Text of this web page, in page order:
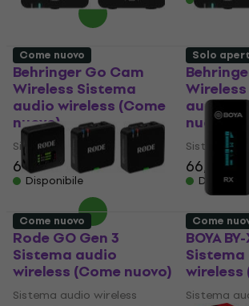
Behringer Go Cam
Wireless Sistema
audio wireless (Come
nuovo)
Sistema audio wireless
66,40 € 71,10 €
Disponibile
audio
nuovo)
Sistema
66,40 €
Disponibile
Come nuovo
Rode GO Gen 3
Sistema audio
wireless (Come nuovo)
Sistema audio wireless
Solo
BOYA
Sistema
Come nuovo Come